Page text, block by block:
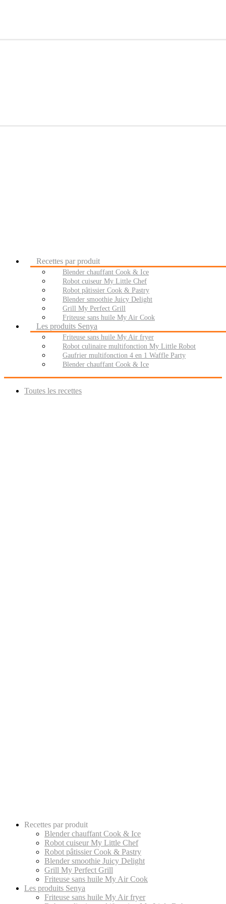
Recettes par produit
Blender chauffant Cook & Ice
Robot cuiseur My Little Chef
Robot pâtissier Cook & Pastry
Blender smoothie Juicy Delight
Grill My Perfect Grill
Friteuse sans huile My Air Cook
Les produits Senya
Friteuse sans huile My Air fryer
Robot culinaire multifonction My Little Robot
Gaufrier multifonction 4 en 1 Waffle Party
Blender chauffant Cook & Ice
Toutes les recettes
Recettes par produit
Blender chauffant Cook & Ice
Robot cuiseur My Little Chef
Robot pâtissier Cook & Pastry
Blender smoothie Juicy Delight
Grill My Perfect Grill
Friteuse sans huile My Air Cook
Les produits Senya
Friteuse sans huile My Air fryer